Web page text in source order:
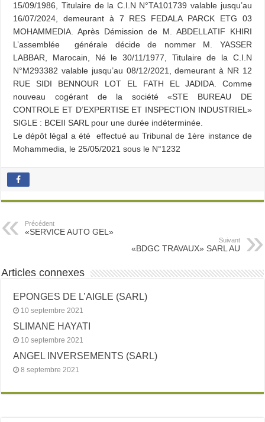
15/09/1986, Titulaire de la C.I.N N°TA101739 valable jusqu’au
16/07/2024, demeurant à 7 RES FEDALA PARCK ETG 03
MOHAMMEDIA. Après Démission de M. ABDELLATIF KHIRI
L’assemblée générale décide de nommer M. YASSER
LABBAR, Marocain, Né le 30/11/1977, Titulaire de la C.I.N
N°M293382 valable jusqu’au 08/12/2021, demeurant à NR 12
RUE SIDI BENNOUR LOT EL FATH EL JADIDA. Comme
nouveau cogérant de la société «STE BUREAU DE
CONTROLE ET D’EXPERTISE ET INSPECTION INDUSTRIEL»
SIGLE : BCEII SARL pour une durée indéterminée.
Le dépôt légal a été effectué au Tribunal de 1ère instance de
Mohammedia, le 25/05/2021 sous le N°1232
Précédent
«SERVICE AUTO GEL»
Suivant
«BDGC TRAVAUX» SARL AU
Articles connexes
EPONGES DE L’AIGLE (SARL)
10 septembre 2021
SLIMANE HAYATI
10 septembre 2021
ANGEL INVERSEMENTS (SARL)
8 septembre 2021